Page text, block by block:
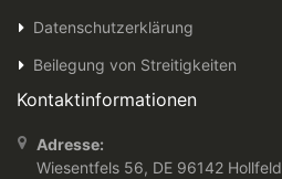
Datenschutzerklärung
Beilegung von Streitigkeiten
Kontaktinformationen
Adresse:
Wiesentfels 56, DE 96142 Hollfeld